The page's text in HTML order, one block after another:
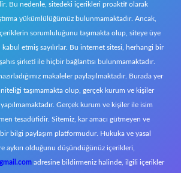
Bu nedenle, sitedeki içerikleri proaktif olarak
yükümlülüğümüz bulunmamaktadır. Ancak,
sorumluluğunu taşımakta olup, siteye üye
etmiş sayılırlar. Bu internet sitesi, herhangi bir
şirketi ile hiçbir bağlantısı bulunmamaktadır.
makaleler paylaşılmaktadır. Burada yer
taşımamakta olup, gerçek kurum ve kişiler
yapılmamaktadır. Gerçek kurum ve kişiler ile isim
tesadüfidir. Sitemiz, kar amacı gütmeyen ve
bilgi paylaşım platformudur. Hukuka ve yasal
aykırı olduğunu düşündüğünüz içerikleri,
adresine bildirmeniz halinde, ilgili içerikler